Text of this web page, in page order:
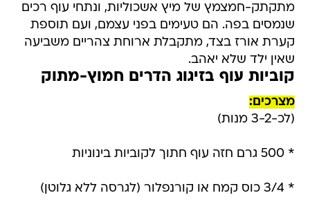
מתקתק-חמצמץ של מיץ אשכוליות, ונתחי עוף רכים
שנמסים בפה. הם טעימים בפני עצמם, ועם תוספת
קערת אורז בצד, מתקבלת ארוחת צהריים משביעה
שאין ילד שלא יאהב.
קוביות עוף בזיגוג הדרים חמוץ-מתוק
מצרכים:
(לכ-3-2 מנות)
* 500 גרם חזה עוף חתוך לקוביות בינוניות
* 3/4 כוס קמח או קורנפלור (לגרסה ללא גלוטן)